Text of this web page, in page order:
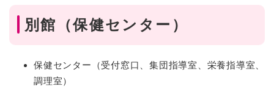
別館（保健センター）
保健センター（受付窓口、集団指導室、栄養指導室、
調理室）